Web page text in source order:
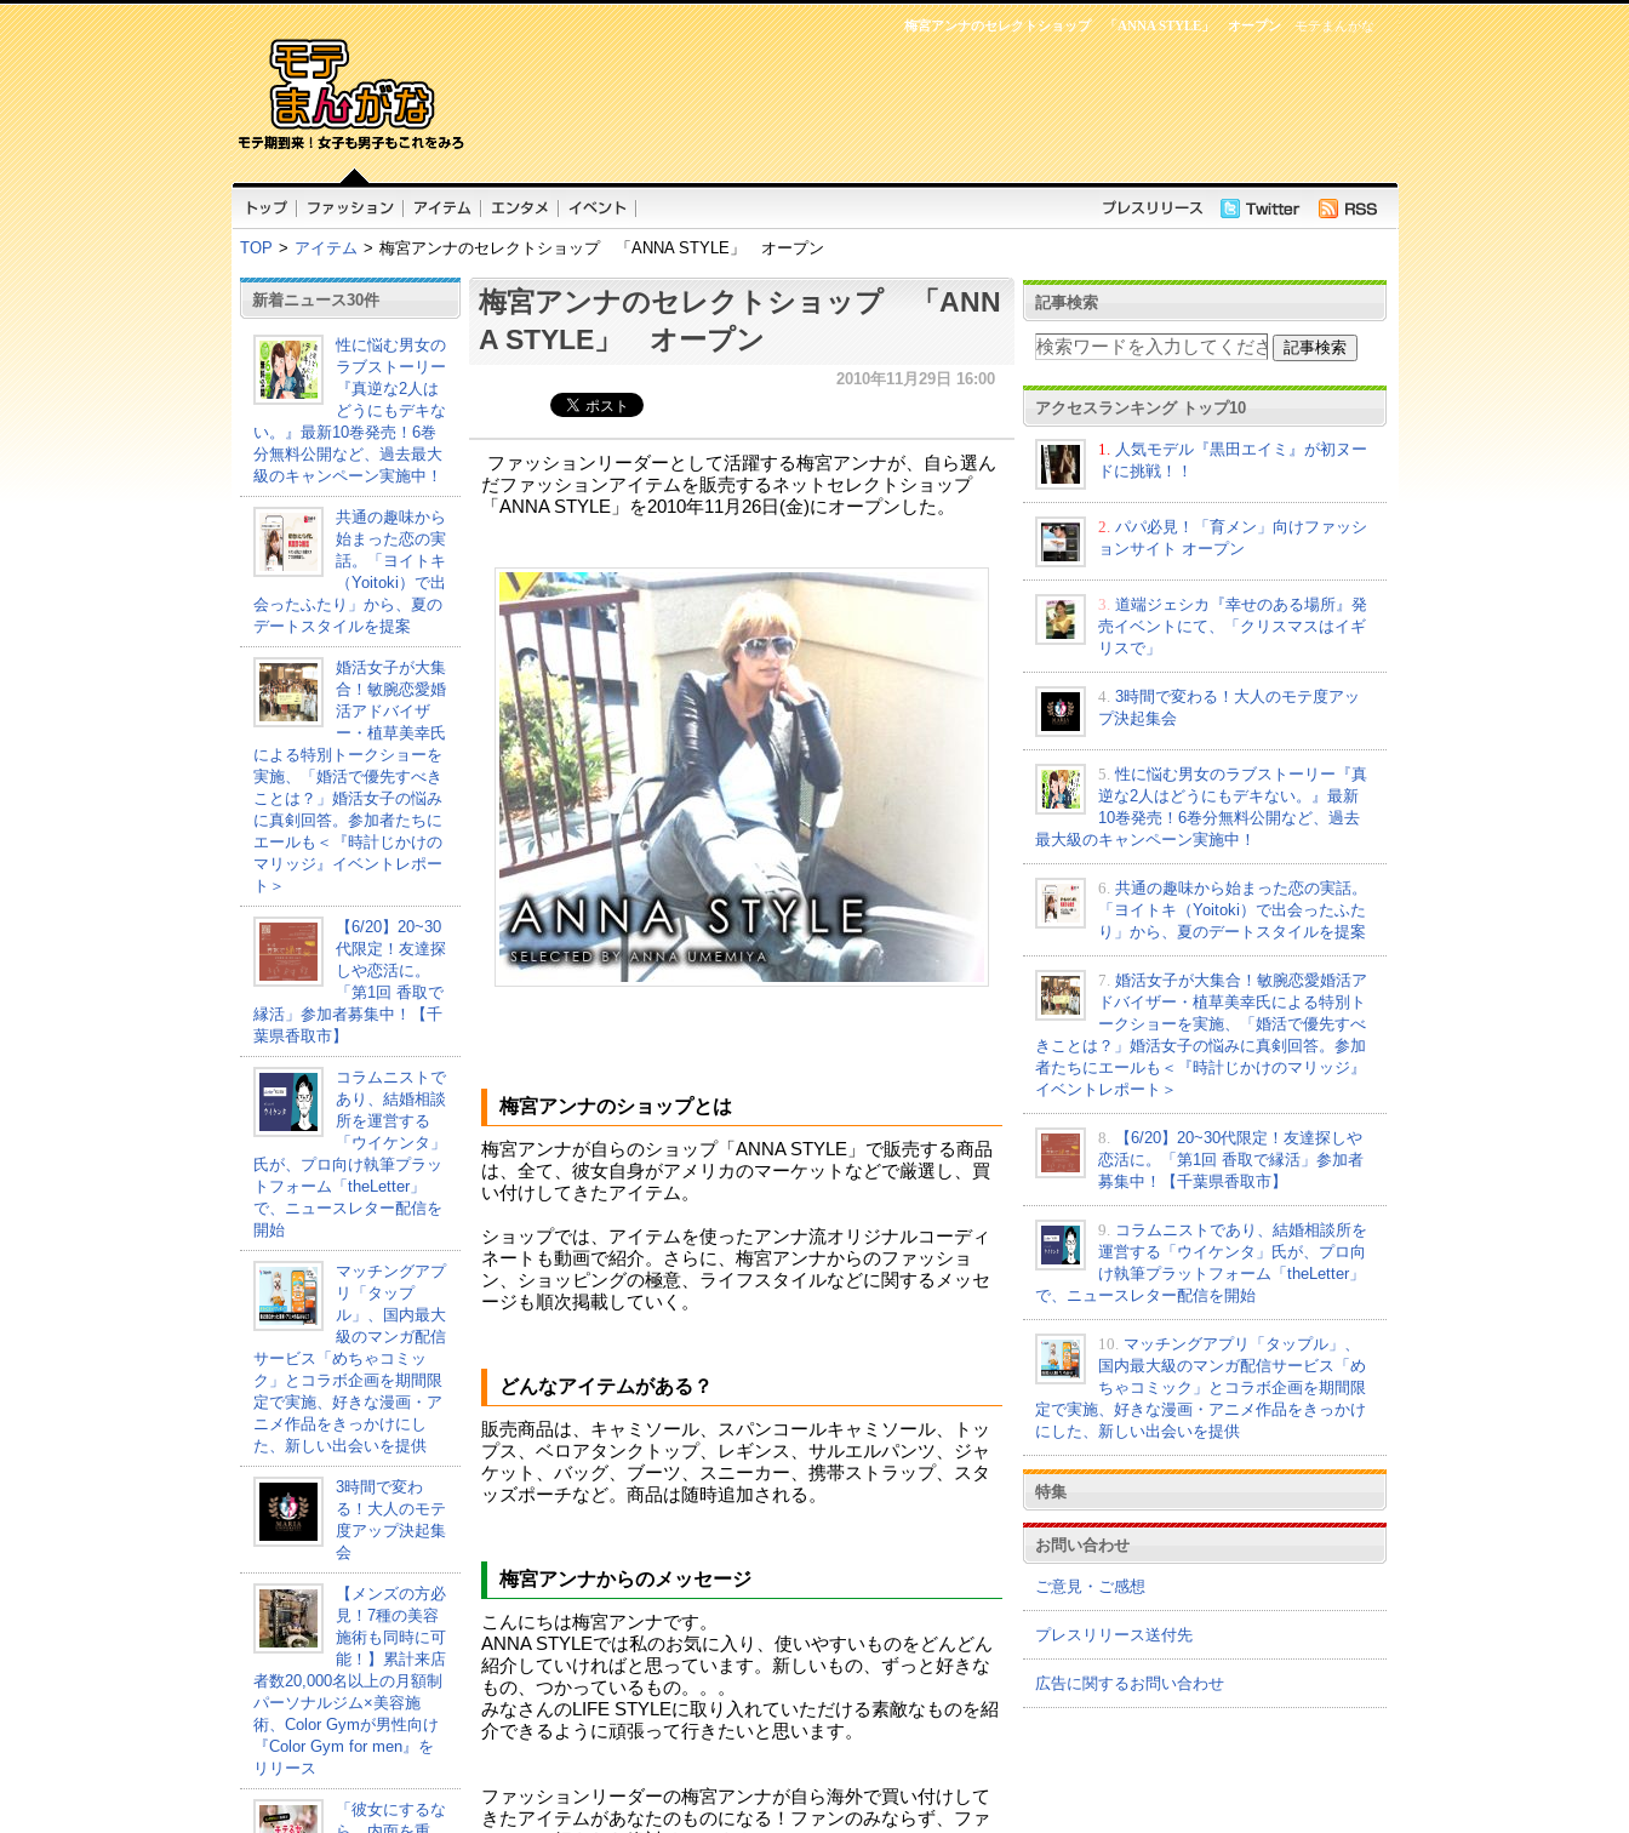
モテまんがな
梅宮アンナのセレクトショップ 「ANNA STYLE」 オープン
TOP > アイテム > 梅宮アンナのセレクトショップ 「ANNA STYLE」 オープン
新着ニュース30件
性に悩む男女の
ラブストーリー
『真逆な2人は
どうにもデキな
い。』最新10巻発売！6巻
分無料公開など、過去最大
級のキャンペーン実施中！
共通の趣味から
始まった恋の実
話。「ヨイトキ
（Yoitoki）で出
会ったふたり」から、夏の
デートスタイルを提案
婚活女子が大集
合！敏腕恋愛婚
活アドバイザ
ー・植草美幸氏
による特別トークショーを
実施、「婚活で優先すべき
ことは？」婚活女子の悩み
に真剣回答。参加者たちに
エールも＜『時計じかけの
マリッジ』イベントレポー
ト＞
【6/20】20~30
代限定！友達探
しや恋活に。
「第1回 香取で
縁活」参加者募集中！【千
葉県香取市】
コラムニストで
あり、結婚相談
所を運営する
「ウイケンタ」
氏が、プロ向け執筆プラッ
トフォーム「theLetter」
で、ニュースレター配信を
開始
マッチングアプ
リ「タップ
ル」、国内最大
級のマンガ配信
サービス「めちゃコミッ
ク」とコラボ企画を期間限
定で実施、好きな漫画・ア
ニメ作品をきっかけにし
た、新しい出会いを提供
3時間で変わ
る！大人のモテ
度アップ決起集
会
【メンズの方必
見！7種の美容
施術も同時に可
能！】累計来店
者数20,000名以上の月額制
パーソナルジム×美容施
術、Color Gymが男性向け
『Color Gym for men』を
リリース
「彼女にするな
梅宮アンナのセレクトショップ 「ANN
A STYLE」 オープン
2010年11月29日 16:00
ファッションリーダーとして活躍する梅宮アンナが、自ら選ん
だファッションアイテムを販売するネットセレクトショップ
「ANNA STYLE」を2010年11月26日(金)にオープンした。
梅宮アンナのショップとは
梅宮アンナが自らのショップ「ANNA STYLE」で販売する商品
は、全て、彼女自身がアメリカのマーケットなどで厳選し、買
い付けしてきたアイテム。
ショップでは、アイテムを使ったアンナ流オリジナルコーディ
ネートも動画で紹介。さらに、梅宮アンナからのファッショ
ン、ショッピングの極意、ライフスタイルなどに関するメッセ
ージも順次掲載していく。
どんなアイテムがある？
販売商品は、キャミソール、スパンコールキャミソール、トッ
プス、ベロアタンクトップ、レギンス、サルエルパンツ、ジャ
ケット、バッグ、ブーツ、スニーカー、携帯ストラップ、スタ
ッズポーチなど。商品は随時追加される。
梅宮アンナからのメッセージ
こんにちは梅宮アンナです。
ANNA STYLEでは私のお気に入り、使いやすいものをどんどん
紹介していければと思っています。新しいもの、ずっと好きな
もの、つかっているもの。。。
みなさんのLIFE STYLEに取り入れていただける素敵なものを紹
介できるように頑張って行きたいと思います。
ファッションリーダーの梅宮アンナが自ら海外で買い付けして
きたアイテムがあなたのものになる！ファンのみならず、ファ
記事検索
アクセスランキング トップ10
1.
人気モデル『黒田エイミ』が初ヌー
ドに挑戦！！
2. パパ必見！「育メン」向けファッシ
ョンサイト オープン
3. 道端ジェシカ『幸せのある場所』発
売イベントにて、「クリスマスはイギ
リスで」
4. 3時間で変わる！大人のモテ度アッ
プ決起集会
5. 性に悩む男女のラブストーリー『真
逆な2人はどうにもデキない。』最新
10巻発売！6巻分無料公開など、過去
最大級のキャンペーン実施中！
6. 共通の趣味から始まった恋の実話。
「ヨイトキ（Yoitoki）で出会ったふた
り」から、夏のデートスタイルを提案
7. 婚活女子が大集合！敏腕恋愛婚活ア
ドバイザー・植草美幸氏による特別ト
ークショーを実施、「婚活で優先すべ
きことは？」婚活女子の悩みに真剣回答。参加
者たちにエールも＜『時計じかけのマリッジ』
イベントレポート＞
8.
【6/20】20~30代限定！友達探しや
恋活に。「第1回 香取で縁活」参加者
募集中！【千葉県香取市】
9.
コラムニストであり、結婚相談所を
運営する「ウイケンタ」氏が、プロ向
け執筆プラットフォーム「theLetter」
で、ニュースレター配信を開始
10. マッチングアプリ「タップル」、
国内最大級のマンガ配信サービス「め
ちゃコミック」とコラボ企画を期間限
定で実施、好きな漫画・アニメ作品をきっかけ
にした、新しい出会いを提供
特集
お問い合わせ
ご意見・ご感想
プレスリリース送付先
広告に関するお問い合わせ